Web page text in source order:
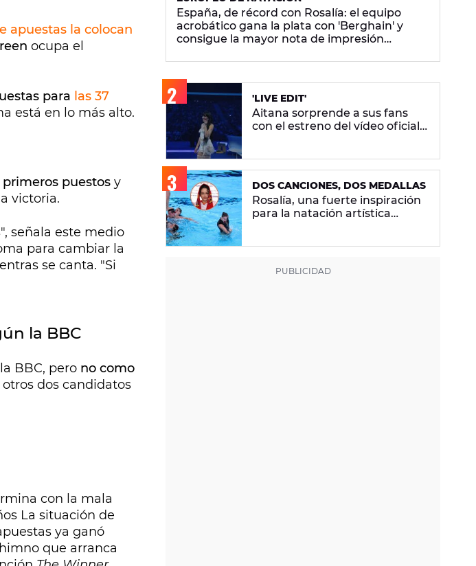
apuestas la colocan
ocupa el
para las 37
está en lo más alto.
puestos y
victoria.
señala este medio
para cambiar la
se canta. "Si
la BBC
BBC, pero no como
dos candidatos
con la mala
La situación de
ya ganó
que arranca
España, de récord con Rosalía: el equipo
acrobático gana la plata con 'Berghain' y
consigue la mayor nota de impresión
'LIVE EDIT'
Aitana sorprende a sus fans
con el estreno del vídeo oficial
DOS CANCIONES, DOS MEDALLAS
Rosalía, una fuerte inspiración
para la natación artística